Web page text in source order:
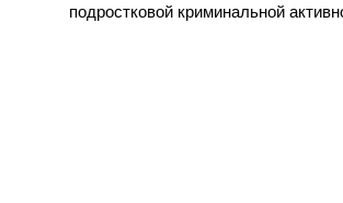
подростковой криминальной